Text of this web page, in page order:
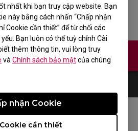
nhất khi bạn truy cập website. Bạn
này bằng cách nhấn “Chấp nhận
Cookie cần thiết” để từ chối các
Bạn luôn có thể tuỳ chỉnh Cài
thêm thông tin, vui lòng truy
và Chính sách bảo mậtcủa chúng
cần thiết
nhận Cookie
Liên hệ